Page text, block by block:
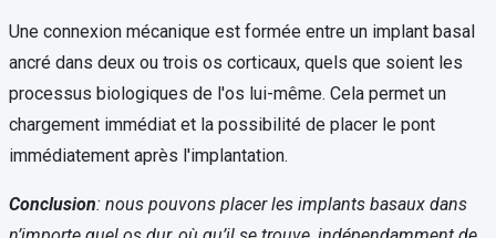
Une connexion mécanique est formée entre un implant basal
ancré dans deux ou trois os corticaux, quels que soient les
processus biologiques de l'os lui-même. Cela permet un
chargement immédiat et la possibilité de placer le pont
immédiatement après l'implantation.
Conclusion: nous pouvons placer les implants basaux dans